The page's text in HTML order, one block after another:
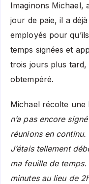
Imaginons Michael,
jour de paie, il a
employés pour
temps signées et
trois jours plus tard,
obtempéré.
Michael récolte une
n’a pas encore
réunions en
J’étais tellement
ma feuille de temps.
minutes au lieu de